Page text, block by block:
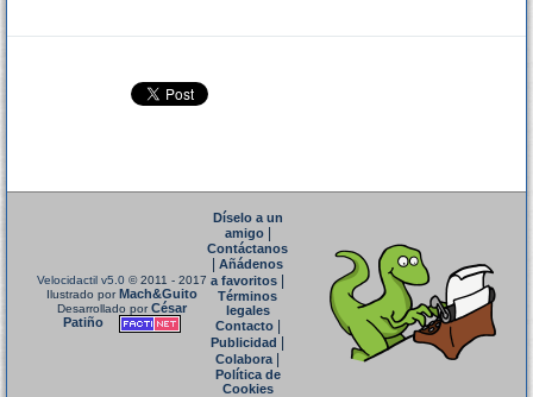
Velocidactil v5.0 © 2011 - 2017
Ilustrado porMach&Guito
Desarrollado porCésar
Patiño
Díselo a un
amigo|
Contáctanos
Añádenos
a favoritos
Términos
legales
Contacto|
Publicidad
Colabora|
Política de
Cookies